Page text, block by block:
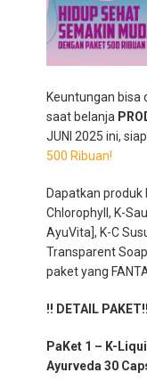
Keuntungan bisa
saat belanja
JUNI 2025 ini,
500 Ribuan!
Dapatkan produk
Chlorophyll, K-
AyuVita], K-C
Transparent
paket yang
‼️ DETAIL PAKET‼️
PaKet 1 – K-
Ayurveda 30